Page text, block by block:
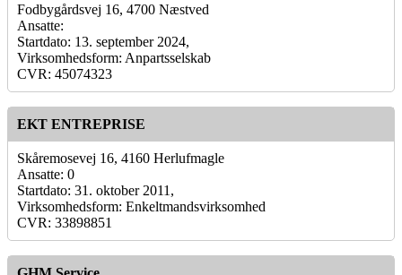
Fodbygårdsvej 16, 4700 Næstved
Ansatte:
Startdato: 13. september 2024,
Virksomhedsform: Anpartsselskab
CVR: 45074323
EKT ENTREPRISE
Skåremosevej 16, 4160 Herlufmagle
Ansatte: 0
Startdato: 31. oktober 2011,
Virksomhedsform: Enkeltmandsvirksomhed
CVR: 33898851